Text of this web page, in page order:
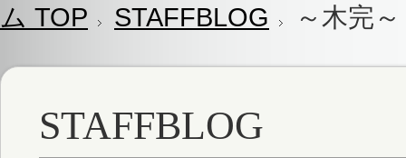
ム TOP
STAFFBLOG ～木完～
STAFFBLOG